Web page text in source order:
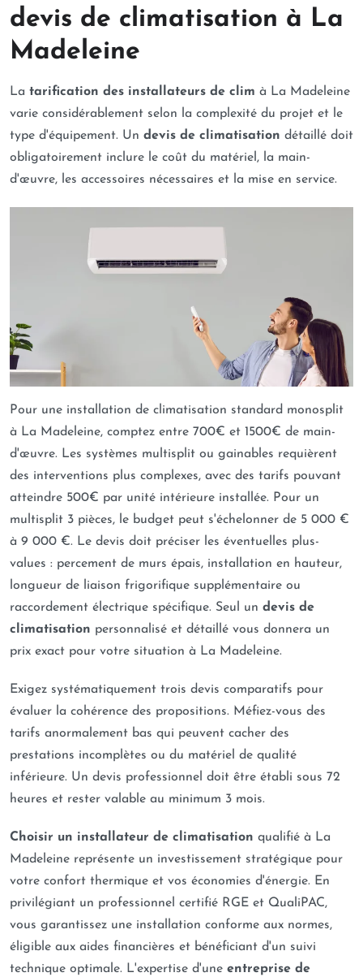
devis de climatisation à La
Madeleine
La tarification des installateurs de clim à La Madeleine
varie considérablement selon la complexité du projet et le
type d'équipement. Un devis de climatisation détaillé doit
obligatoirement inclure le coût du matériel, la main-
d'œuvre, les accessoires nécessaires et la mise en service.
Pour une installation de climatisation standard monosplit
à La Madeleine, comptez entre 700€ et 1500€ de main-
d'œuvre. Les systèmes multisplit ou gainables requièrent
des interventions plus complexes, avec des tarifs pouvant
atteindre 500€ par unité intérieure installée. Pour un
multisplit 3 pièces, le budget peut s'échelonner de 5 000 €
à 9 000 €. Le devis doit préciser les éventuelles plus-
values : percement de murs épais, installation en hauteur,
longueur de liaison frigorifique supplémentaire ou
raccordement électrique spécifique. Seul un devis de
climatisation personnalisé et détaillé vous donnera un
prix exact pour votre situation à La Madeleine.
Exigez systématiquement trois devis comparatifs pour
évaluer la cohérence des propositions. Méfiez-vous des
tarifs anormalement bas qui peuvent cacher des
prestations incomplètes ou du matériel de qualité
inférieure. Un devis professionnel doit être établi sous 72
heures et rester valable au minimum 3 mois.
Choisir un installateur de climatisation qualifié à La
Madeleine représente un investissement stratégique pour
votre confort thermique et vos économies d'énergie. En
privilégiant un professionnel certifié RGE et QualiPAC,
vous garantissez une installation conforme aux normes,
éligible aux aides financières et bénéficiant d'un suivi
technique optimale. L'expertise d'une entreprise de